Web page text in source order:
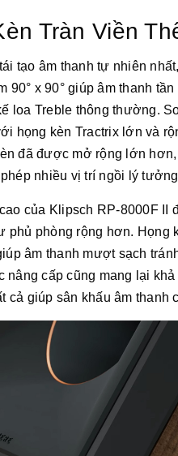
Tràn Viền
tạo âm thanh tự nhiên
90° x 90° giúp âm thanh
loa Treble thông thường.
họng kèn Tractrix lớn và
đã được mở rộng lớn
nhiều vị trí ngồi lý
của Klipsch RP-8000F
phủ phòng rộng hơn. Họng
âm thanh mượt sạch
cấp cũng mang lại
cả giúp sân khấu âm thanh